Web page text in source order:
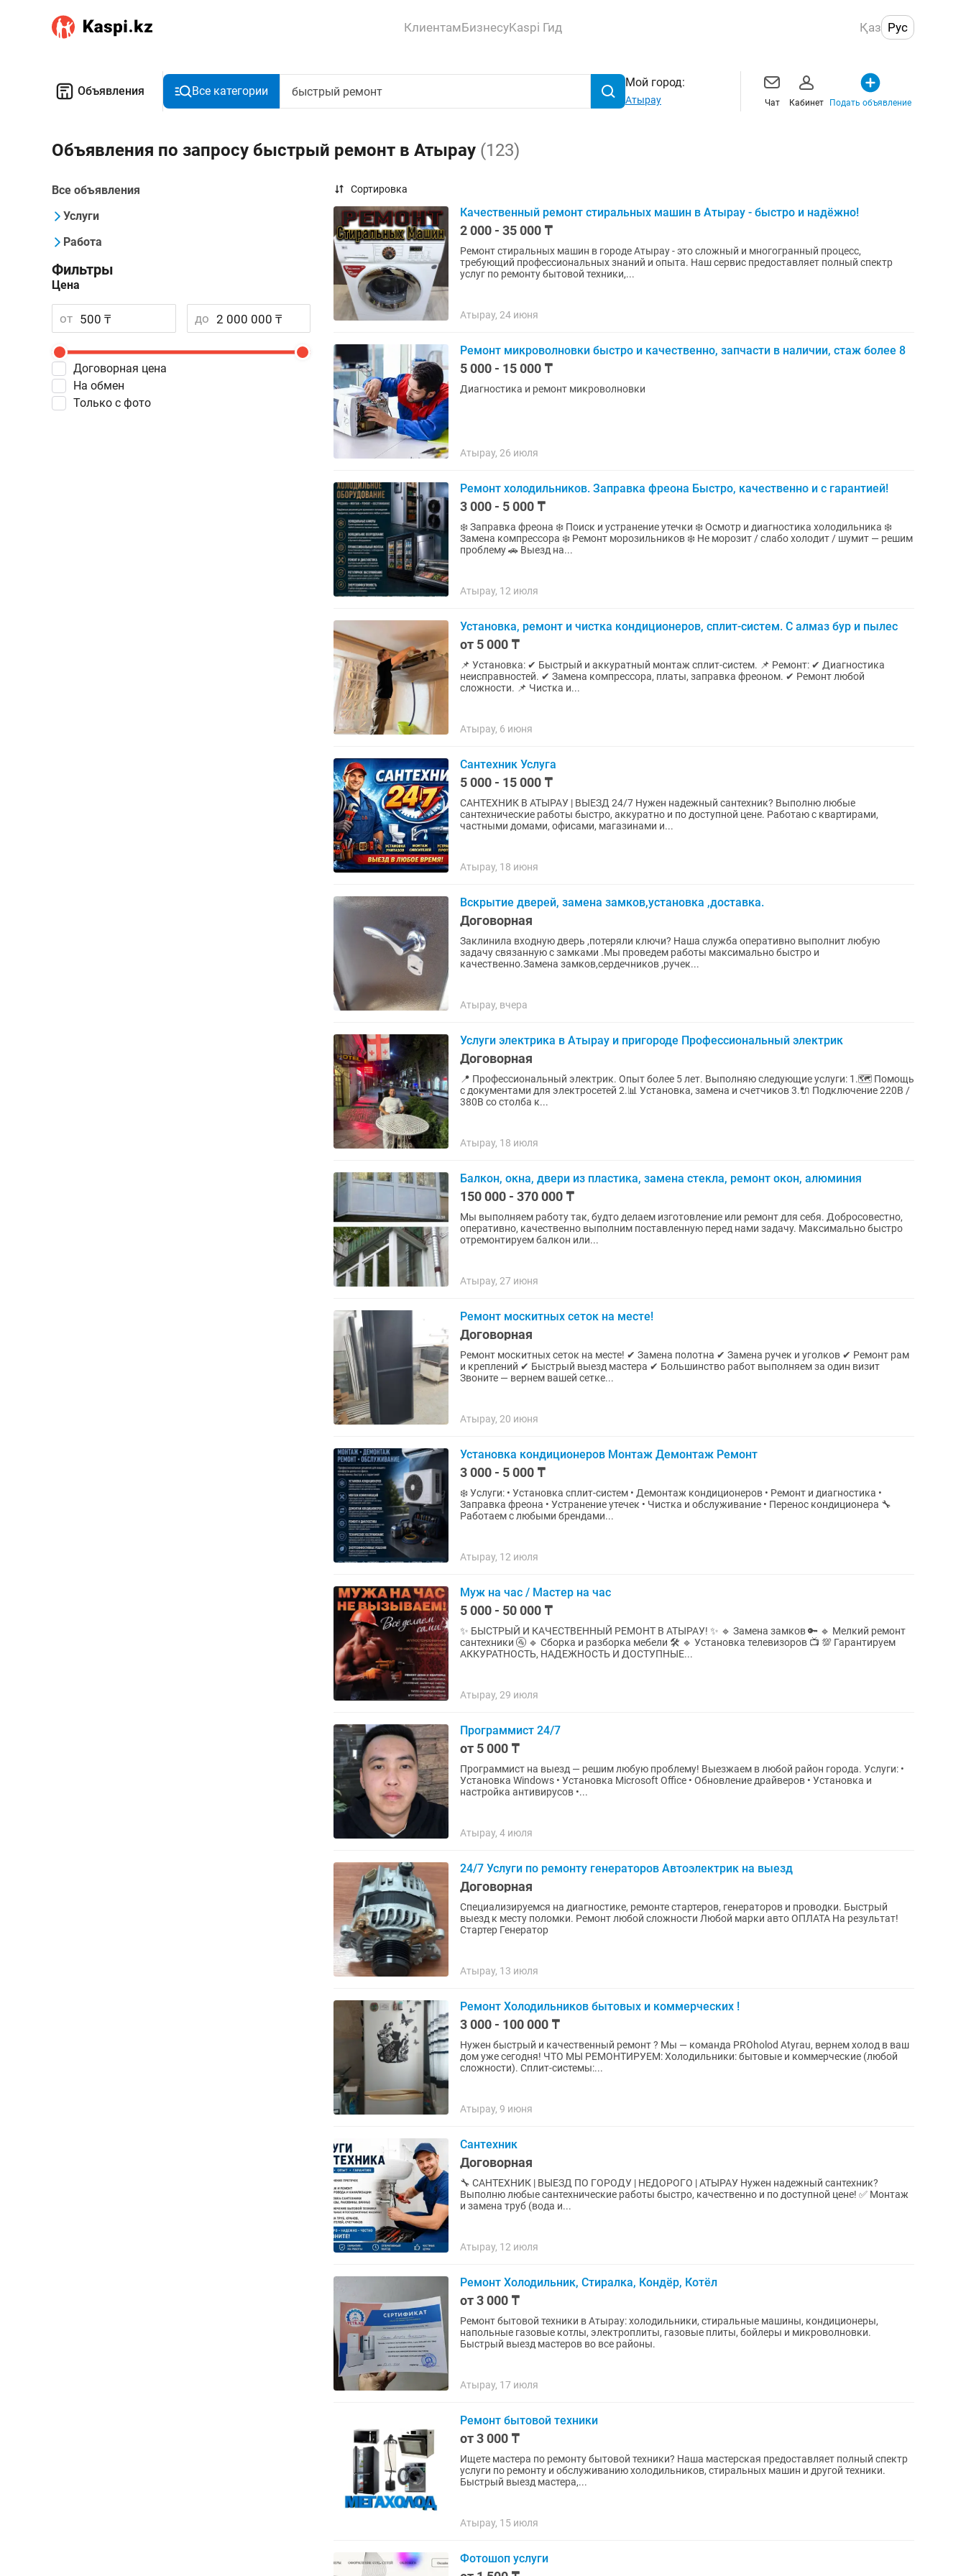
КлиентамБизнесуKaspi Гид Қаз Рус
Объявления Все категории
Мой город:
Атырау Чат Кабинет Подать объявление
Объявления по запросу быстрый ремонт в Атырау (123)
Все объявления
Услуги
Работа
Фильтры
Цена
от до
Договорная цена
На обмен
Только с фото
Сортировка
Качественный ремонт стиральных машин в Атырау - быстро и надёжно!
2 000 - 35 000 ₸
Ремонт стиральных машин в городе Атырау - это сложный и многогранный процесс,
требующий профессиональных знаний и опыта. Наш сервис предоставляет полный спектр
услуг по ремонту бытовой техники,...
Атырау, 24 июня
Ремонт микроволновки быстро и качественно, запчасти в наличии, стаж более 8
5 000 - 15 000 ₸
Диагностика и ремонт микроволновки
Атырау, 26 июля
Ремонт холодильников. Заправка фреона Быстро, качественно и с гарантией!
3 000 - 5 000 ₸
❄️ Заправка фреона ❄️ Поиск и устранение утечки ❄️ Осмотр и диагностика холодильника ❄️
Замена компрессора ❄️ Ремонт морозильников ❄️ Не морозит / слабо холодит / шумит — решим
проблему 🚗 Выезд на...
Атырау, 12 июля
Установка, ремонт и чистка кондиционеров, сплит-систем. С алмаз бур и пылес
от 5 000 ₸
📌 Установка: ✔ Быстрый и аккуратный монтаж сплит-систем. 📌 Ремонт: ✔ Диагностика
неисправностей. ✔ Замена компрессора, платы, заправка фреоном. ✔ Ремонт любой
сложности. 📌 Чистка и...
Атырау, 6 июня
Сантехник Услуга
5 000 - 15 000 ₸
САНТЕХНИК В АТЫРАУ | ВЫЕЗД 24/7 Нужен надежный сантехник? Выполню любые
сантехнические работы быстро, аккуратно и по доступной цене. Работаю с квартирами,
частными домами, офисами, магазинами и...
Атырау, 18 июня
Вскрытие дверей, замена замков,установка ,доставка.
Договорная
Заклинила входную дверь ,потеряли ключи? Наша служба оперативно выполнит любую
задачу связанную с замками .Мы проведем работы максимально быстро и
качественно.Замена замков,сердечников ,ручек...
Атырау, вчера
Услуги электрика в Атырау и пригороде Профессиональный электрик
Договорная
📍 Профессиональный электрик. Опыт более 5 лет. Выполняю следующие услуги: 1.🗺️ Помощь
с документами для электросетей 2.📊 Установка, замена и счетчиков 3.🔌 Подключение 220В /
380В со столба к...
Атырау, 18 июля
Балкон, окна, двери из пластика, замена стекла, ремонт окон, алюминия
150 000 - 370 000 ₸
Мы выполняем работу так, будто делаем изготовление или ремонт для себя. Добросовестно,
оперативно, качественно выполним поставленную перед нами задачу. Максимально быстро
отремонтируем балкон или...
Атырау, 27 июня
Ремонт москитных сеток на месте!
Договорная
Ремонт москитных сеток на месте! ✔ Замена полотна ✔ Замена ручек и уголков ✔ Ремонт рам
и креплений ✔ Быстрый выезд мастера ✔ Большинство работ выполняем за один визит
Звоните — вернем вашей сетке...
Атырау, 20 июня
Установка кондиционеров Монтаж Демонтаж Ремонт
3 000 - 5 000 ₸
❄️ Услуги: • Установка сплит-систем • Демонтаж кондиционеров • Ремонт и диагностика •
Заправка фреона • Устранение утечек • Чистка и обслуживание • Перенос кондиционера 🔧
Работаем с любыми брендами...
Атырау, 12 июля
Муж на час / Мастер на час
5 000 - 50 000 ₸
✨ БЫСТРЫЙ И КАЧЕСТВЕННЫЙ РЕМОНТ В АТЫРАУ! ✨ 🔹 Замена замков 🔑 🔹 Мелкий ремонт
сантехники 🚰 🔹 Сборка и разборка мебели 🛠 🔹 Установка телевизоров 📺 💯 Гарантируем
АККУРАТНОСТЬ, НАДЕЖНОСТЬ И ДОСТУПНЫЕ...
Атырау, 29 июля
Программист 24/7
от 5 000 ₸
Программист на выезд — решим любую проблему! Выезжаем в любой район города. Услуги: •
Установка Windows • Установка Microsoft Office • Обновление драйверов • Установка и
настройка антивирусов •...
Атырау, 4 июля
24/7 Услуги по ремонту генераторов Автоэлектрик на выезд
Договорная
Специализируемся на диагностике, ремонте стартеров, генераторов и проводки. Быстрый
выезд к месту поломки. Ремонт любой сложности Любой марки авто ОПЛАТА На результат!
Стартер Генератор
Атырау, 13 июля
Ремонт Холодильников бытовых и коммерческих !
3 000 - 100 000 ₸
Нужен быстрый и качественный ремонт ? Мы — команда PROholod Atyrau, вернем холод в ваш
дом уже сегодня! ЧТО МЫ РЕМОНТИРУЕМ: Холодильники: бытовые и коммерческие (любой
сложности). Сплит-системы:...
Атырау, 9 июня
Сантехник
Договорная
🔧 САНТЕХНИК | ВЫЕЗД ПО ГОРОДУ | НЕДОРОГО | АТЫРАУ Нужен надежный сантехник?
Выполню любые сантехнические работы быстро, качественно и по доступной цене! ✅ Монтаж
и замена труб (вода и...
Атырау, 12 июля
Ремонт Холодильник, Стиралка, Кондёр, Котёл
от 3 000 ₸
Ремонт бытовой техники в Атырау: холодильники, стиральные машины, кондиционеры,
напольные газовые котлы, электроплиты, газовые плиты, бойлеры и микроволновки.
Быстрый выезд мастеров во все районы.
Атырау, 17 июля
Ремонт бытовой техники
от 3 000 ₸
Ищете мастера по ремонту бытовой техники? Наша мастерская предоставляет полный спектр
услуги по ремонту и обслуживанию холодильников, стиральных машин и другой техники.
Быстрый выезд мастера,...
Атырау, 15 июля
Фотошоп услуги